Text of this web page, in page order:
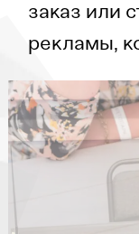
заказ или
рекламы,